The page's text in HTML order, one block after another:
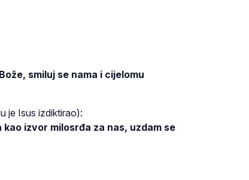
smiluj se nama i cijelomu
je Isus izdiktirao):
izvor milosrđa za nas, uzdam se